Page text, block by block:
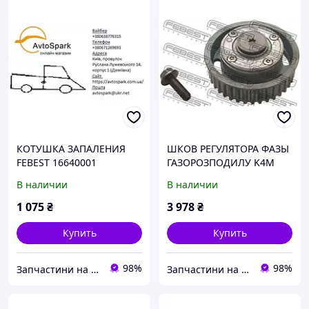
КОТУШКА ЗАПАЛЕНИЯ
FEBEST 16640001
В наличии
1 075₴
Купить
Запчастини на іномарки 98%
ШКОВ РЕГУЛЯТОРА ФАЗЫ
ГАЗОРОЗПОДИЛУ K4M
В наличии
3 978₴
Купить
Запчастини на іномарки 98%